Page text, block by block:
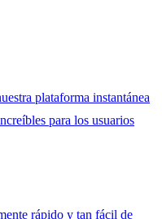
plataforma instantánea
para los usuarios
rápido y tan fácil de